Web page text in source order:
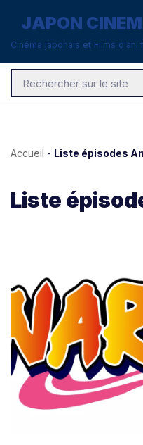
Aller
contenu
JAPON
Cinéma japonais et Films
Accueil - Liste épisodes
Liste